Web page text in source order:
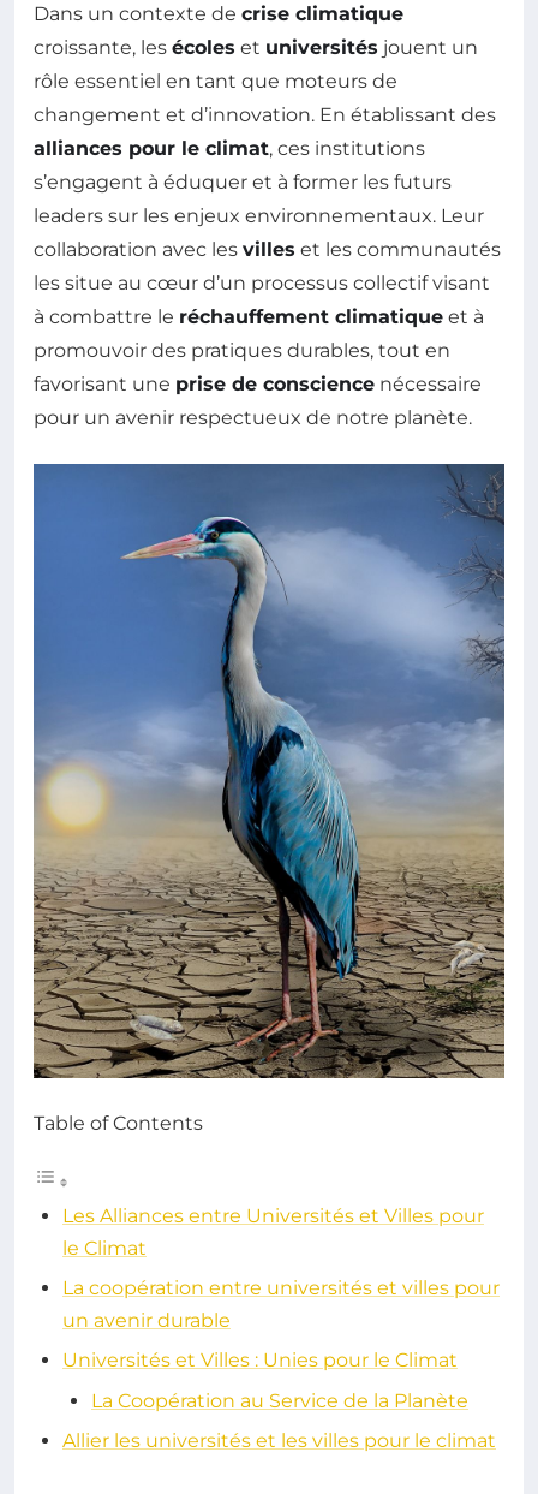
Dans un contexte de crise climatique
croissante, les écoles et universités jouent un
rôle essentiel en tant que moteurs de
changement et d’innovation. En établissant des
alliances pour le climat, ces institutions
s’engagent à éduquer et à former les futurs
leaders sur les enjeux environnementaux. Leur
collaboration avec les villes et les communautés
les situe au cœur d’un processus collectif visant
à combattre le réchauffement climatique et à
promouvoir des pratiques durables, tout en
favorisant une prise de conscience nécessaire
pour un avenir respectueux de notre planète.
Table of Contents
Les Alliances entre Universités et Villes pour
le Climat
La coopération entre universités et villes pour
un avenir durable
Universités et Villes : Unies pour le Climat
La Coopération au Service de la Planète
Allier les universités et les villes pour le climat